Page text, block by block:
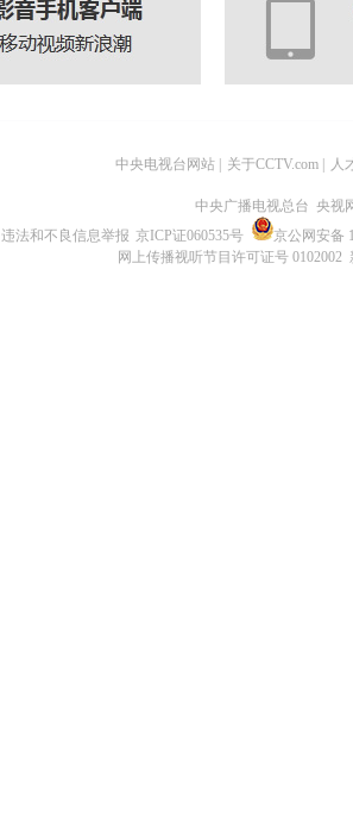
中央电视台网站 关于CCTV.com 人
中央广播电视总台 央视
违法和不良信息举报 京ICP证060535号
京公网安备
网上传播视听节目许可证号 0102002